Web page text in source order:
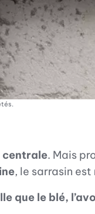
centrale. Mais
, le sarrasin est
que le blé,